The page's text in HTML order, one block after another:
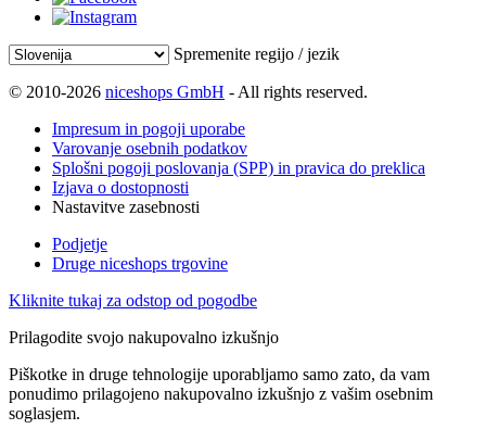
Spremenite regijo / jezik
© 2010-2026 niceshops GmbH - All rights reserved.
Impresum in pogoji uporabe
Varovanje osebnih podatkov
Splošni pogoji poslovanja (SPP) in pravica do preklica
Izjava o dostopnosti
Nastavitve zasebnosti
Podjetje
Druge niceshops trgovine
Kliknite tukaj za odstop od pogodbe
Prilagodite svojo nakupovalno izkušnjo
Piškotke in druge tehnologije uporabljamo samo zato, da vam
ponudimo prilagojeno nakupovalno izkušnjo z vašim osebnim
soglasjem.